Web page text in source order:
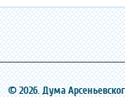
© 2026. Дума